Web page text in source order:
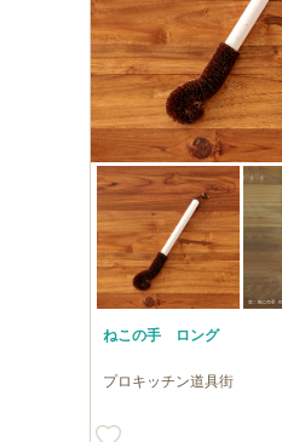
ねこの手 ロング
プロキッチン道具街